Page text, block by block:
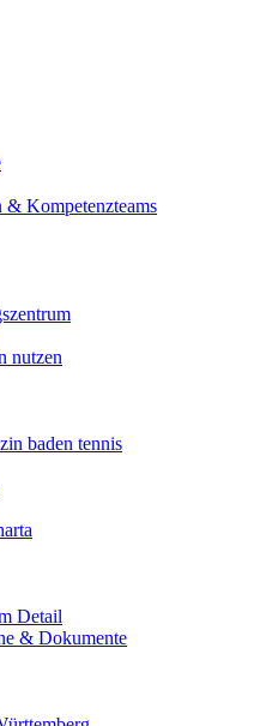
& Kompetenzteams
nutzen
baden tennis
Detail
& Dokumente